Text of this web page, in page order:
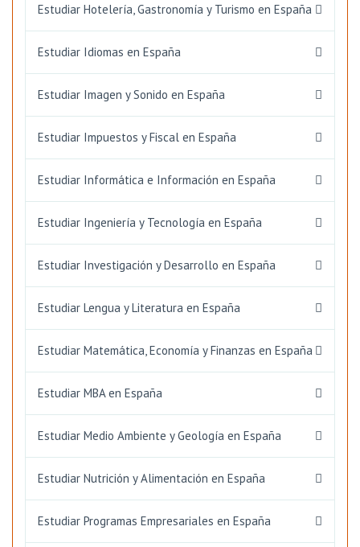
Estudiar Hotelería, Gastronomía y Turismo en España
Estudiar Idiomas en España
Estudiar Imagen y Sonido en España
Estudiar Impuestos y Fiscal en España
Estudiar Informática e Información en España
Estudiar Ingeniería y Tecnología en España
Estudiar Investigación y Desarrollo en España
Estudiar Lengua y Literatura en España
Estudiar Matemática, Economía y Finanzas en España
Estudiar MBA en España
Estudiar Medio Ambiente y Geología en España
Estudiar Nutrición y Alimentación en España
Estudiar Programas Empresariales en España